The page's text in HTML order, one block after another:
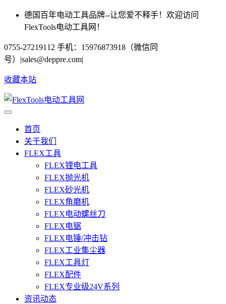
德国百年电动工具品牌--让您爱不释手！欢迎访问
FlexTools电动工具网！
0755-27219112 手机：15976873918（微信同
号） |sales@deppre.com|
收藏本站
首页
关于我们
FLEX工具
FLEX锂电工具
FLEX抛光机
FLEX砂光机
FLEX角磨机
FLEX电动螺丝刀
FLEX电锯
FLEX电锤/冲击钻
FLEX工业集尘器
FLEX工具灯
FLEX配件
FLEX专业级24V系列
资讯动态